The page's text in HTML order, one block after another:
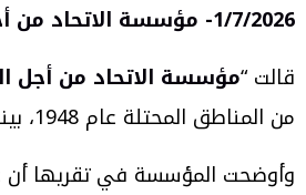
1/7/2026- مؤسسة الاتحاد من أجل العدالة
قالت “مؤسسة الاتحاد من أجل
من المناطق المحتلة عام 1948، بينهم (20طفلاً) و(20امرأة).